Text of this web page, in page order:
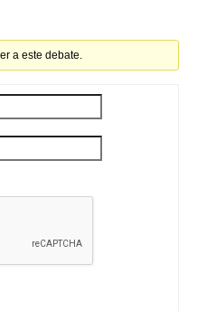
a este debate.